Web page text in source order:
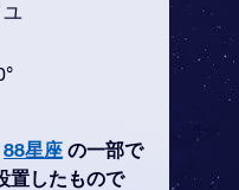
ユ
88星座 の一部で
置したもので